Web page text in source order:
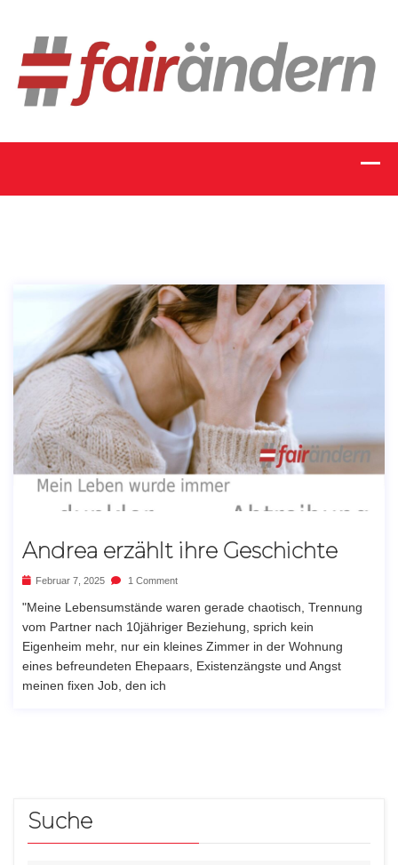
Andrea erzählt ihre Geschichte
Februar 7, 2025 1 Comment
"Meine Lebensumstände waren gerade chaotisch, Trennung
vom Partner nach 10jähriger Beziehung, sprich kein
Eigenheim mehr, nur ein kleines Zimmer in der Wohnung
eines befreundeten Ehepaars, Existenzängste und Angst
meinen fixen Job, den ich
Suche